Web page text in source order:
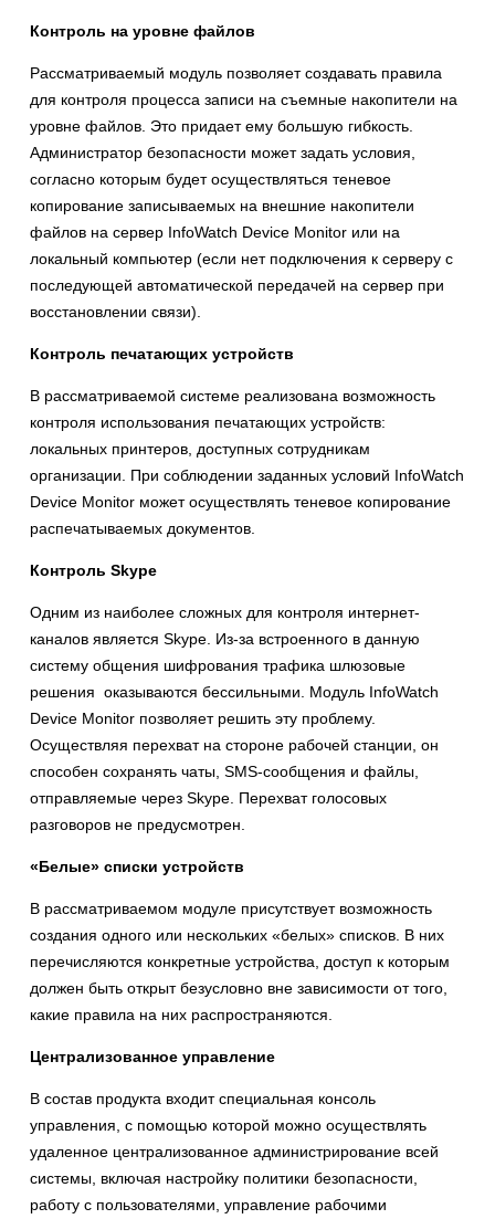
Контроль на уровне файлов
Рассматриваемый модуль позволяет создавать правила
для контроля процесса записи на съемные накопители на
уровне файлов. Это придает ему большую гибкость.
Администратор безопасности может задать условия,
согласно которым будет осуществляться теневое
копирование записываемых на внешние накопители
файлов на сервер InfoWatch Device Monitor или на
локальный компьютер (если нет подключения к серверу с
последующей автоматической передачей на сервер при
восстановлении связи).
Контроль печатающих устройств
В рассматриваемой системе реализована возможность
контроля использования печатающих устройств:
локальных принтеров, доступных сотрудникам
организации. При соблюдении заданных условий InfoWatch
Device Monitor может осуществлять теневое копирование
распечатываемых документов.
Контроль Skype
Одним из наиболее сложных для контроля интернет-
каналов является Skype. Из-за встроенного в данную
систему общения шифрования трафика шлюзовые
решения оказываются бессильными. Модуль InfoWatch
Device Monitor позволяет решить эту проблему.
Осуществляя перехват на стороне рабочей станции, он
способен сохранять чаты, SMS-сообщения и файлы,
отправляемые через Skype. Перехват голосовых
разговоров не предусмотрен.
«Белые» списки устройств
В рассматриваемом модуле присутствует возможность
создания одного или нескольких «белых» списков. В них
перечисляются конкретные устройства, доступ к которым
должен быть открыт безусловно вне зависимости от того,
какие правила на них распространяются.
Централизованное управление
В состав продукта входит специальная консоль
управления, с помощью которой можно осуществлять
удаленное централизованное администрирование всей
системы, включая настройку политики безопасности,
работу с пользователями, управление рабочими